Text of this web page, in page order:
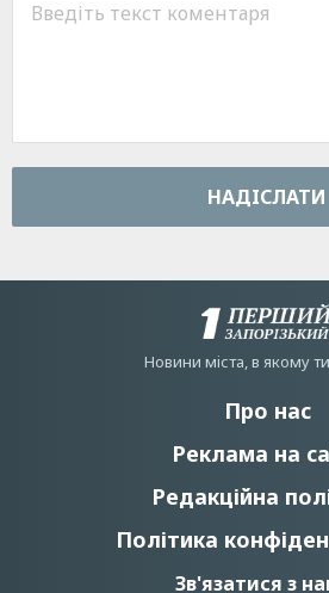
НАДIСЛАТИ
Новини мiста, в якому
Про нас
Реклама на
Редакційна
Політика
Зв'язатися з